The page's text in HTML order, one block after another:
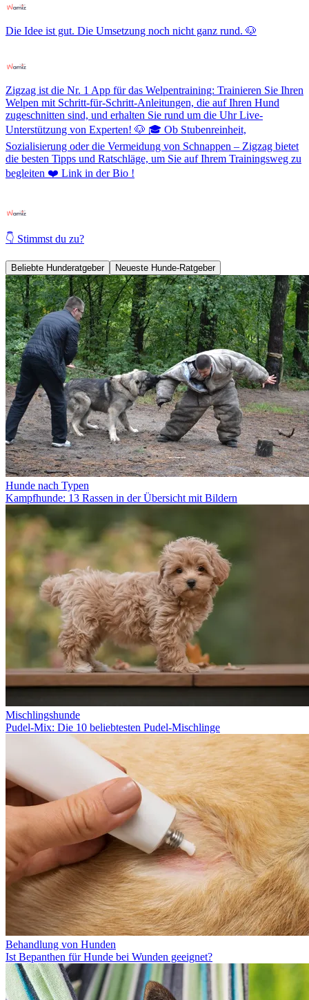
Die Idee ist gut. Die Umsetzung noch nicht ganz rund. 🐶
Zigzag ist die Nr. 1 App für das Welpentraining: Trainieren Sie Ihren
Welpen mit Schritt-für-Schritt-Anleitungen, die auf Ihren Hund
zugeschnitten sind, und erhalten Sie rund um die Uhr Live-
Unterstützung von Experten! 🐶 🎓 Ob Stubenreinheit,
Sozialisierung oder die Vermeidung von Schnappen – Zigzag bietet
die besten Tipps und Ratschläge, um Sie auf Ihrem Trainingsweg zu
begleiten ❤️ Link in der Bio !
👇 Stimmst du zu?
Beliebte Hunderatgeber Neueste Hunde-Ratgeber
Hunde nach Typen
Kampfhunde: 13 Rassen in der Übersicht mit Bildern
Mischlingshunde
Pudel-Mix: Die 10 beliebtesten Pudel-Mischlinge
Behandlung von Hunden
Ist Bepanthen für Hunde bei Wunden geeignet?